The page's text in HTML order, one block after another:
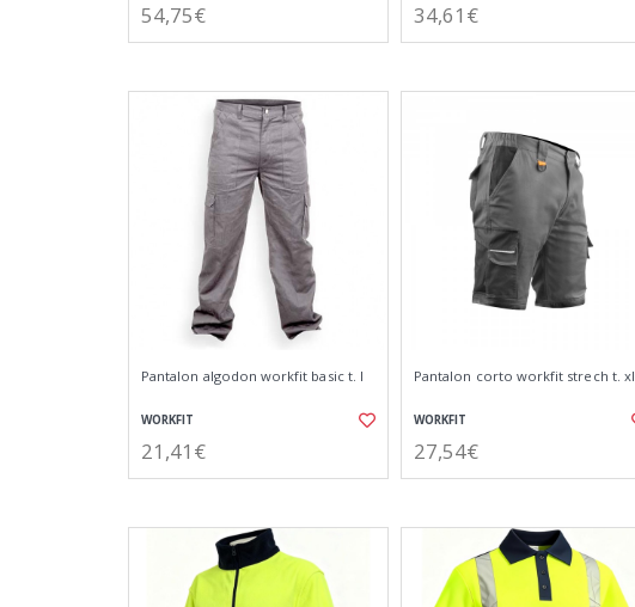
54,75€ 34,61€
Pantalon algodon workfit basic t. l
WORKFIT
21,41€
Pantalon corto workfit strech t. xl
WORKFIT
27,54€